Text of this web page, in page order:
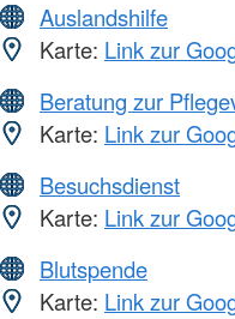
Auslandshilfe
Karte: Link zur
Beratung zur
Karte: Link zur
Besuchsdienst
Karte: Link zur
Blutspende
Karte: Link zur